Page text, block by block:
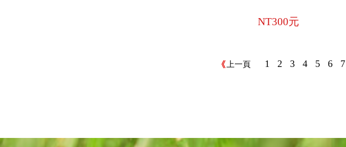
NT300元
上一頁 1 2 3 4 5 6 7